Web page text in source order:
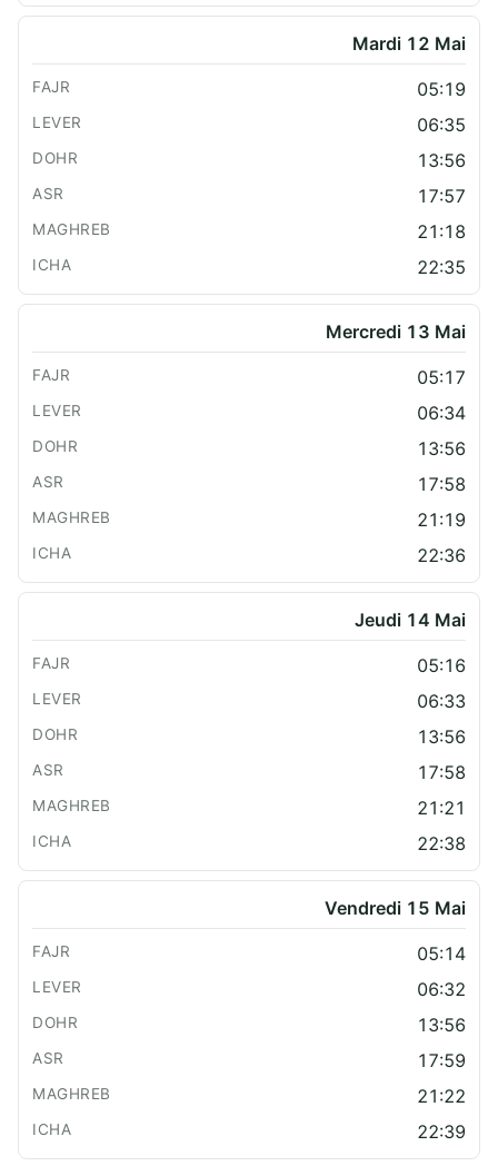
Mardi 12 Mai
05:19
06:35
13:56
17:57
21:18
22:35
Mercredi 13 Mai
05:17
06:34
13:56
17:58
21:19
22:36
Jeudi 14 Mai
05:16
06:33
13:56
17:58
21:21
22:38
Vendredi 15 Mai
05:14
06:32
13:56
17:59
21:22
22:39